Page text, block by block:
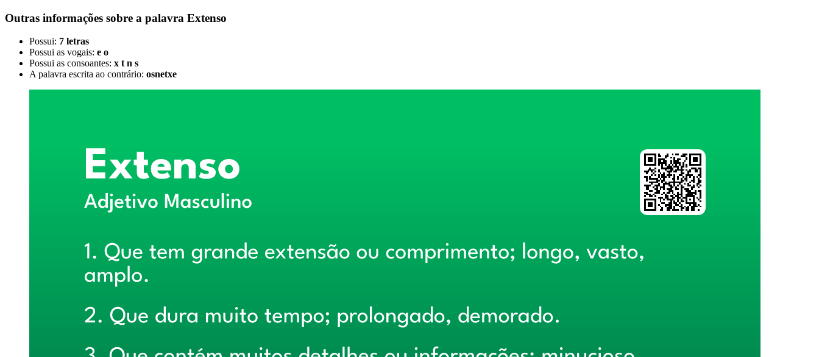
Outras informações sobre a palavra Extenso
Possui: 7 letras
Possui as vogais: e o
Possui as consoantes: x t n s
A palavra escrita ao contrário: osnetxe